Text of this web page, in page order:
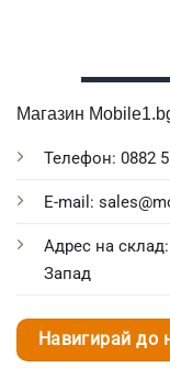
Магазин
Телефон: 0882
E-mail:
Адрес на
Запад
Навигирай до